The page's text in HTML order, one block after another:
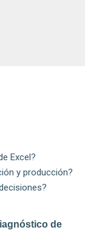
Excel?
y producción?
de